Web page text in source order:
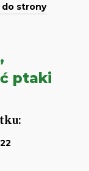
do strony
ptaki